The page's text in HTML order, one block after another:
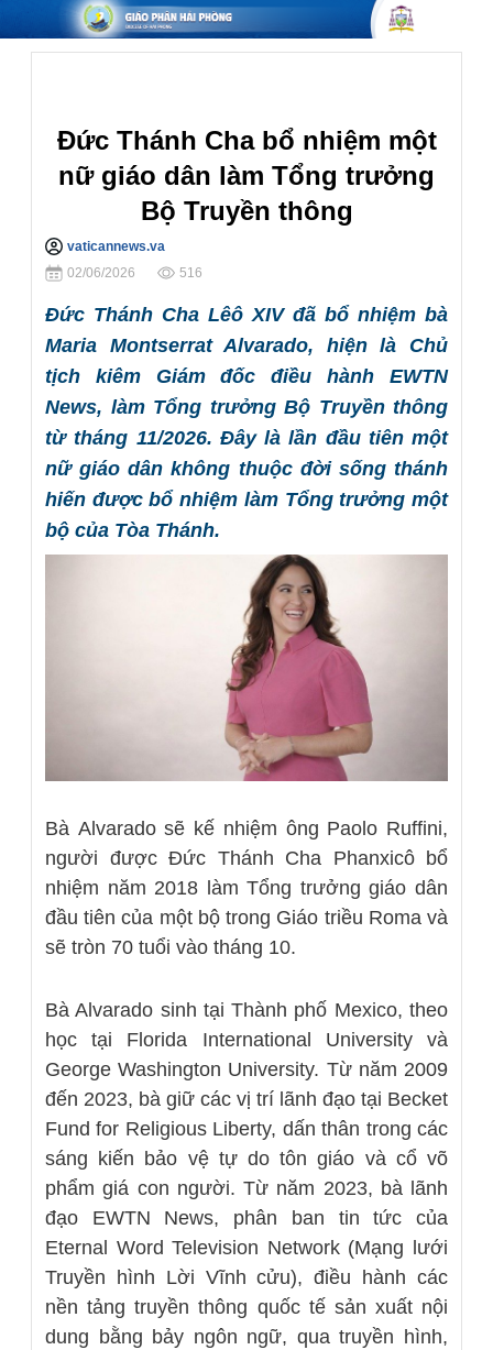
Đức Thánh Cha bổ nhiệm một
nữ giáo dân làm Tổng trưởng
Bộ Truyền thông
vaticannews.va
02/06/2026
516
Đức Thánh Cha Lêô XIV đã bổ nhiệm bà
Maria Montserrat Alvarado, hiện là Chủ
tịch kiêm Giám đốc điều hành EWTN
News, làm Tổng trưởng Bộ Truyền thông
từ tháng 11/2026. Đây là lần đầu tiên một
nữ giáo dân không thuộc đời sống thánh
hiến được bổ nhiệm làm Tổng trưởng một
bộ của Tòa Thánh.
Bà Alvarado sẽ kế nhiệm ông Paolo Ruffini,
người được Đức Thánh Cha Phanxicô bổ
nhiệm năm 2018 làm Tổng trưởng giáo dân
đầu tiên của một bộ trong Giáo triều Roma và
sẽ tròn 70 tuổi vào tháng 10.
Bà Alvarado sinh tại Thành phố Mexico, theo
học tại Florida International University và
George Washington University. Từ năm 2009
đến 2023, bà giữ các vị trí lãnh đạo tại Becket
Fund for Religious Liberty, dấn thân trong các
sáng kiến bảo vệ tự do tôn giáo và cổ võ
phẩm giá con người. Từ năm 2023, bà lãnh
đạo EWTN News, phân ban tin tức của
Eternal Word Television Network (Mạng lưới
Truyền hình Lời Vĩnh cửu), điều hành các
nền tảng truyền thông quốc tế sản xuất nội
dung bằng bảy ngôn ngữ, qua truyền hình,